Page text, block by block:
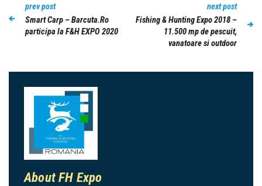
prev post
Smart Carp – Barcuta.Ro
participa la F&H EXPO 2020
next post
Fishing & Hunting Expo 2018 –
11.500 mp de pescuit,
vanatoare si outdoor
About FH Expo